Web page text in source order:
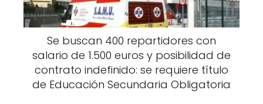
Se buscan 400 repartidores con
salario de 1.500 euros y posibilidad de
contrato indefinido: se requiere título
de Educación Secundaria Obligatoria